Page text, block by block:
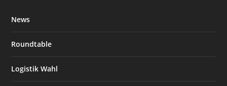
News
Roundtable
Logistik Wahl